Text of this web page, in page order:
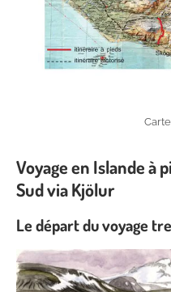
Voyage en Islande à
Sud via Kjölur
Le départ du voyage